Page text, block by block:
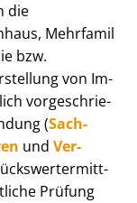
die
Mehr­fa­mi­l
bzw.
von Im­
vor­ge­schrie­
(Sach­
und Ver­
Prüfung